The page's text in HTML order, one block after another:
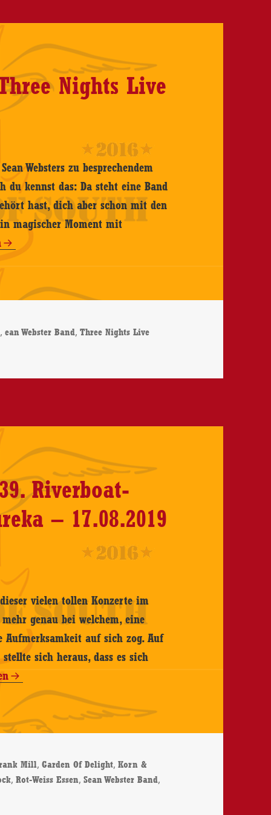
Nights Live
Websters zu besprechendem
kennst das: Da steht eine Band
hast, dich aber schon mit den
magischer Moment mit
,ean Webster Band,Three Nights Live
Three Nights Live – CD-Review
Riverboat-
– 17.08.2019
vielen tollen Konzerte im
genau bei welchem, eine
auf sich zog. Auf
sich heraus, dass es sich
Mill,Garden Of Delight,Korn &
,Rot-Weiss Essen,Sean Webster Band,
Shuffle auf der MS Eureka – 17.08.2019 – Konzertbericht